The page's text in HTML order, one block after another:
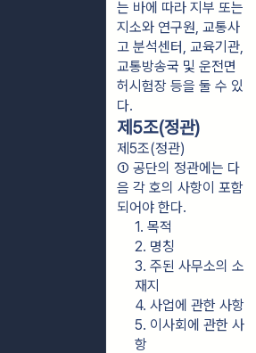
는 바에 따라 지부 또는
지소와 연구원, 교통사
고 분석센터, 교육기관,
교통방송국 및 운전면
허시험장 등을 둘 수 있
다.
제5조(정관)
제5조(정관)
① 공단의 정관에는 다
음 각 호의 사항이 포함
되어야 한다.
1. 목적
2. 명칭
3. 주된 사무소의 소
재지
4. 사업에 관한 사항
5. 이사회에 관한 사
항